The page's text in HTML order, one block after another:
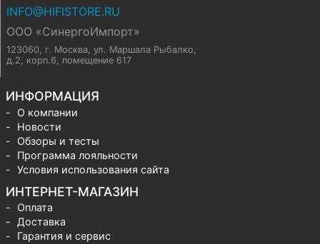
INFO@HIFISTORE.RU
ООО «СинергоИмпорт»
123060, г. Москва, ул. Маршала Рыбалко,
д.2, корп.6, помещение 617
ИНФОРМАЦИЯ
О компании
Новости
Обзоры и тесты
Программа лояльности
Условия использования сайта
ИНТЕРНЕТ-МАГАЗИН
Оплата
Доставка
Гарантия и сервис